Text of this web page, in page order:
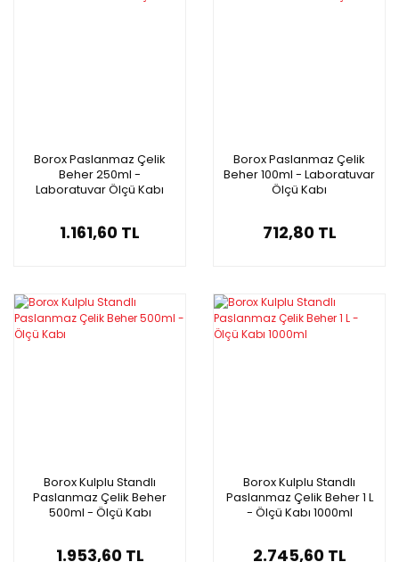
Borox Paslanmaz Çelik
Beher 250ml -
Laboratuvar Ölçü Kabı
1.161,60 TL
Borox Paslanmaz Çelik
Beher 100ml - Laboratuvar
Ölçü Kabı
712,80 TL
Borox Kulplu Standlı
Paslanmaz Çelik Beher
500ml - Ölçü Kabı
1.953,60 TL
Borox Kulplu Standlı
Paslanmaz Çelik Beher 1 L
- Ölçü Kabı 1000ml
2.745,60 TL